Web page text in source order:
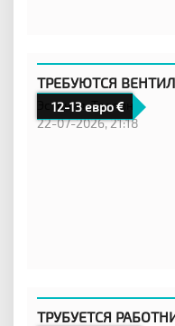
12-13 евро
ТРЕБУЮТСЯ
Эстония,Таллинн
22-07-2026, 21:18
ТРУБУЕТСЯ